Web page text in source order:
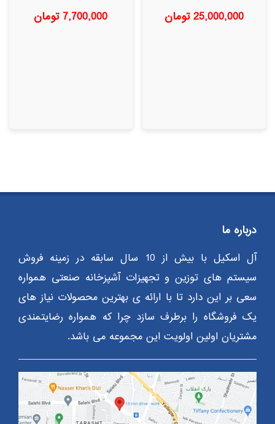
25,000,000تومان 7,700,000 تومان
درباره ما
آل اسکیل با بیش از 10 سال سابقه در زمینه فروش
سیستم های توزین و تجهیزات آشپزخانه صنعتی همواره
سعی بر این دارد تا با ارائه ی بهترین محصولات نیاز های
یک فروشگاه را برطرف سازد چرا که همواره رضایتمندی
مشتریان اولین اولویت این مجموعه می باشد.